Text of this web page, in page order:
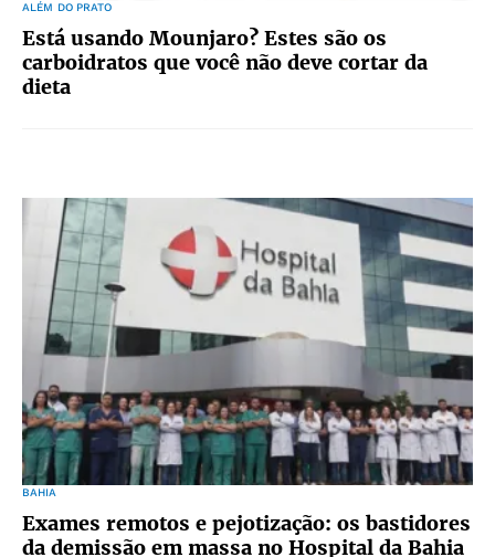
ALÉM DO PRATO
Está usando Mounjaro? Estes são os
carboidratos que você não deve cortar da
dieta
BAHIA
Exames remotos e pejotização: os bastidores
da demissão em massa no Hospital da Bahia